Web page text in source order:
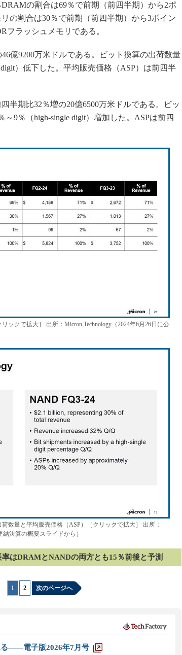
DRAMの割合は69％で前期（前四半期）から2ポ
の割合は30％で前期（前四半期）から3ポイン
フラッシュメモリである。
億9200万米ドルである。ビット換算の出荷数量
）低下した。平均販売価格（ASP）は前四半
期比32％増の20億6500万米ドルである。ビッ
9％（high-single digit）増加した。ASPは前四
クで拡大］ 出所：Micron Technology（2024年6月26日に公
数量と平均販売価格（ASP）［クリックで拡大］ 出所：
結決算の概要スライドから）
はDRAMとNANDの両方とも15％前後と予測
1 2 次のページへ
る――電子版2026年7月号